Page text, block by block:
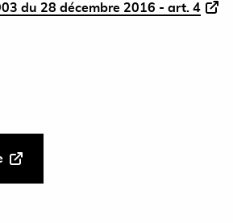
du 28 décembre 2016 - art. 4